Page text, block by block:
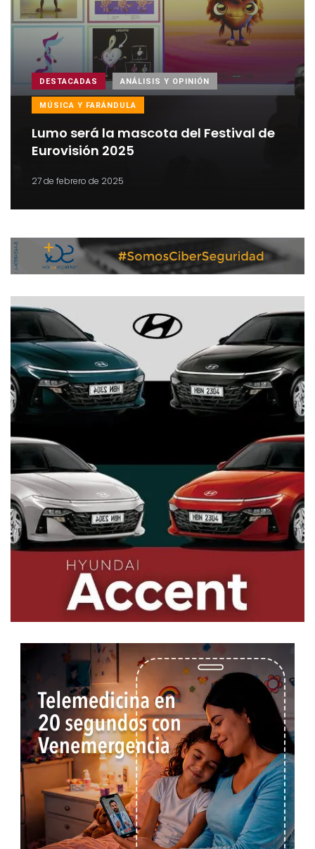
DESTACADAS ANÁLISIS Y OPINIÓN
MÚSICA Y FARÁNDULA
Lumo será la mascota del Festival de
Eurovisión 2025
27 de febrero de 2025